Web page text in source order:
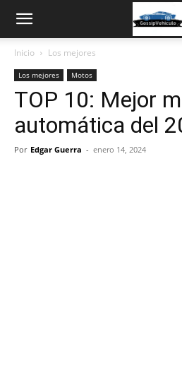
Inicio Los mejores
Los mejores Motos
TOP 10: Mejor
automática del
Por Edgar Guerra - enero 14, 2024